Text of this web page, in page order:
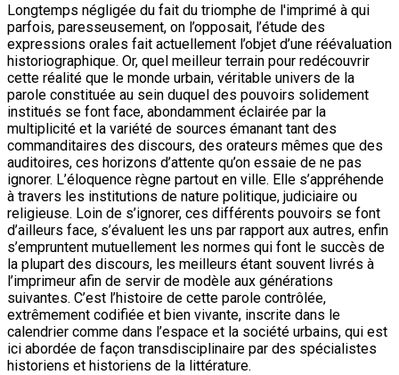
Longtemps négligée du fait du triomphe de l'imprimé à qui
parfois, paresseusement, on l’opposait, l’étude des
expressions orales fait actuellement l’objet d’une réévaluation
historiographique. Or, quel meilleur terrain pour redécouvrir
cette réalité que le monde urbain, véritable univers de la
parole constituée au sein duquel des pouvoirs solidement
institués se font face, abondamment éclairée par la
multiplicité et la variété de sources émanant tant des
commanditaires des discours, des orateurs mêmes que des
auditoires, ces horizons d’attente qu’on essaie de ne pas
ignorer. L’éloquence règne partout en ville. Elle s’appréhende
à travers les institutions de nature politique, judiciaire ou
religieuse. Loin de s’ignorer, ces différents pouvoirs se font
d’ailleurs face, s’évaluent les uns par rapport aux autres, enfin
s’empruntent mutuellement les normes qui font le succès de
la plupart des discours, les meilleurs étant souvent livrés à
l’imprimeur afin de servir de modèle aux générations
suivantes. C’est l’histoire de cette parole contrôlée,
extrêmement codifiée et bien vivante, inscrite dans le
calendrier comme dans l’espace et la société urbains, qui est
ici abordée de façon transdisciplinaire par des spécialistes
historiens et historiens de la littérature.